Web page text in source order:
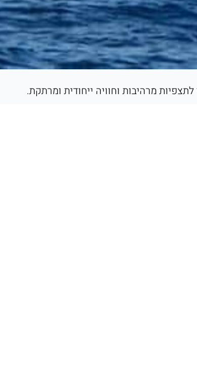
מרהיבות וחוויה ייחודית ומרתקת.